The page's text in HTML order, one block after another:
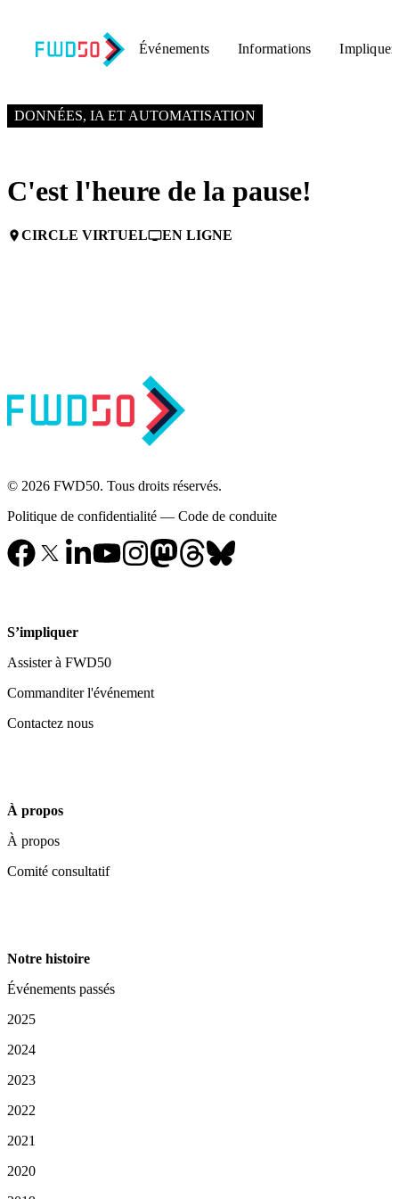
Événements Informations
DONNÉES, IA ET AUTOMATISATION
C'est l'heure de la pause!
placeCIRCLE VIRTUELpersonal_videoEN LIGNE
© 2026 FWD50. Tous droits réservés.
Politique de confidentialité — Code de conduite
S’impliquer
Assister à FWD50
Commanditer l'événement
Contactez nous
À propos
À propos
Comité consultatif
Notre histoire
Événements passés
2025
2024
2023
2022
2021
2020